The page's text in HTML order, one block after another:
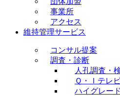
事業所
アクセス
維持管理サービス
コンサル提案
調査・診断
人孔調査・
Ｑ・Ｉテレ
ハイグレー